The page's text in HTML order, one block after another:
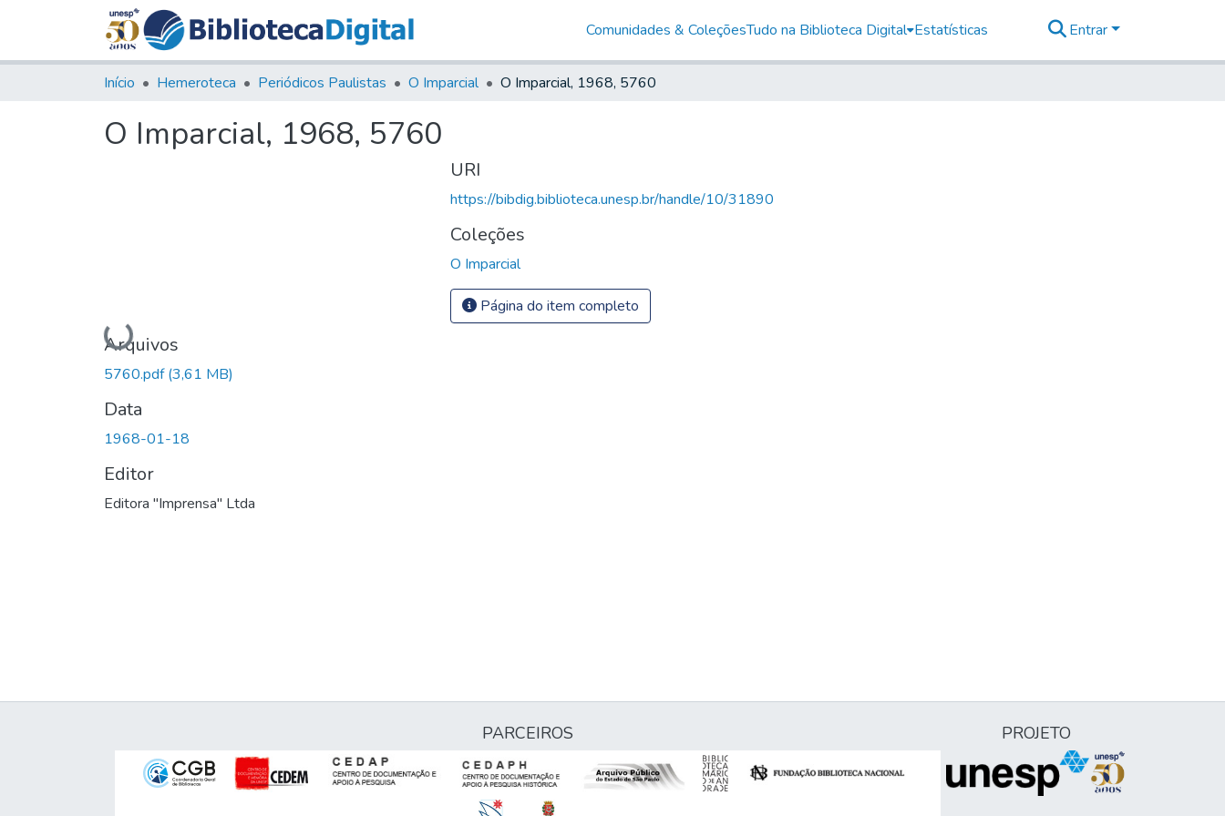
Comunidades & ColeçõesTudo na Biblioteca Digital Estatísticas Entrar
Início Hemeroteca Periódicos Paulistas O Imparcial O Imparcial, 1968, 5760
O Imparcial, 1968, 5760
Carregando...
Arquivos
5760.pdf(3,61 MB)
Data
1968-01-18
Editor
Editora "Imprensa" Ltda
URI
https://bibdig.biblioteca.unesp.br/handle/10/31890
Coleções
O Imparcial
Página do item completo
PARCEIROS PROJETO